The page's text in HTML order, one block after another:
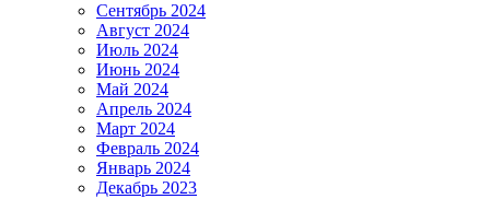
Сентябрь 2024
Август 2024
Июль 2024
Июнь 2024
Май 2024
Апрель 2024
Март 2024
Февраль 2024
Январь 2024
Декабрь 2023